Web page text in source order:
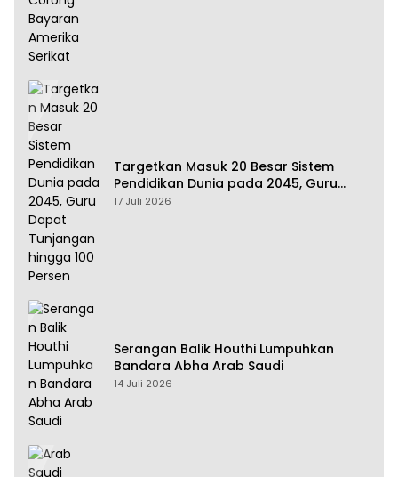
Targetkan Masuk 20 Besar Sistem
Pendidikan Dunia pada 2045, Guru
Dapat Tunjangan hingga 100 Persen
17 Juli 2026
Serangan Balik Houthi Lumpuhkan
Bandara Abha Arab Saudi
14 Juli 2026